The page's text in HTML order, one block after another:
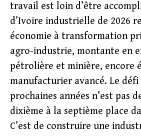
travail est loin d’être
d’Ivoire industrielle de 2026
économie à transformation
agro-industrie, montante en
pétrolière et minière, encore
manufacturier avancé. Le défi
prochaines années n’est pas
dixième à la septième place
C’est de construire une